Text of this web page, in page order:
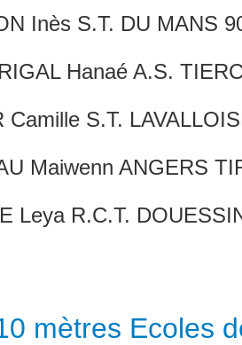
Inès S.T. DU MANS
Hanaé A.S.
Camille S.T.
Maiwenn ANGERS
Leya R.C.T.
mètres Ecoles